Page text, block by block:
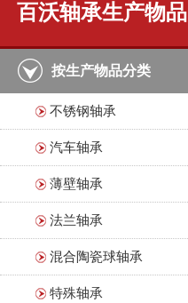
百沃轴承生产物品
按生产物品分类
不锈钢轴承
汽车轴承
薄壁轴承
法兰轴承
混合陶瓷球轴承
特殊轴承